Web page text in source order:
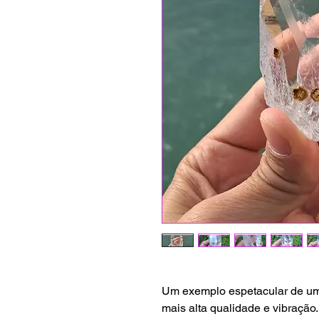
Um exemplo espetacular de
mais alta qualidade e vibração.